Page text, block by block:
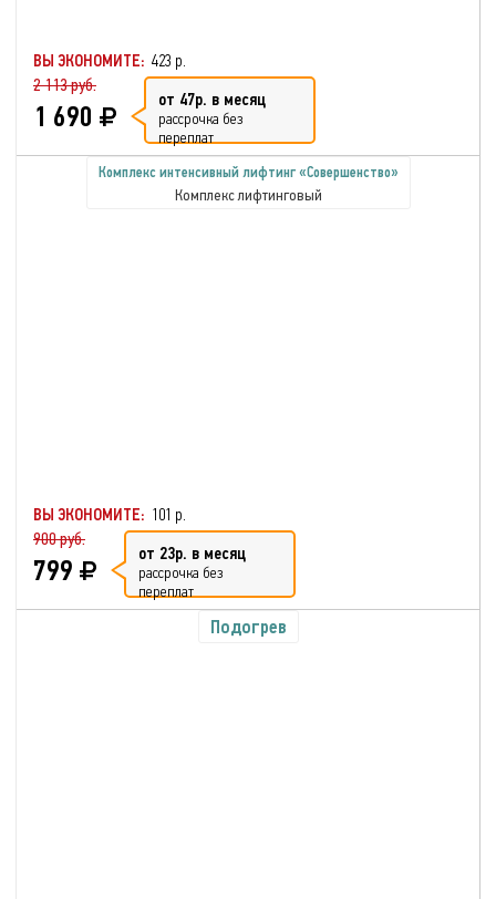
ВЫ ЭКОНОМИТЕ: 423 р.
2 113 руб.
1 690 от 47р. в месяц
рассрочка без
переплат
Комплекс интенсивный лифтинг «Совершенство»
Комплекс лифтинговый
ВЫ ЭКОНОМИТЕ: 101 р.
900 руб.
799 от 23р. в месяц
рассрочка без
переплат
Подогрев